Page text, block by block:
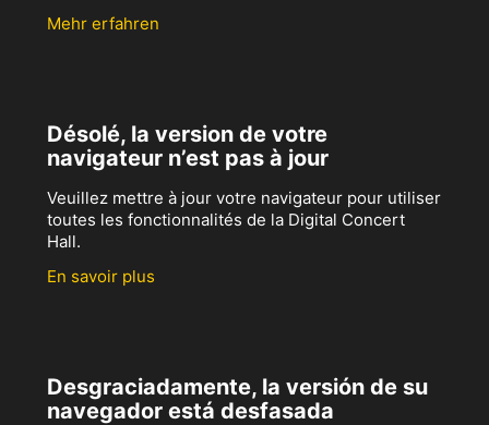
Mehr erfahren
Désolé, la version de votre
navigateur n’est pas à jour
Veuillez mettre à jour votre navigateur pour utiliser
toutes les fonctionnalités de la Digital Concert
Hall.
En savoir plus
Desgraciadamente, la versión de su
navegador está desfasada